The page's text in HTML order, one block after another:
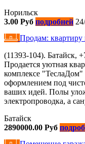
Норильск
3.00 Руб подробней
Продам: квартиру
(11393-104). Батайск,
Продается уютная
комплексе
оформлением под
ваших идей. Полы
электропроводка, а
Батайск
2890000.00 Руб